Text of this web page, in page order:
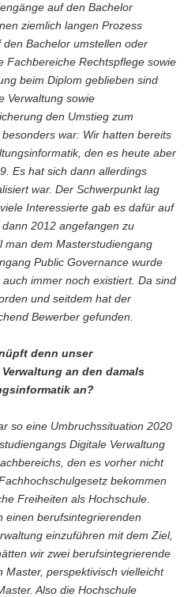
auf den Bachelor
ziemlich langen Prozess
Bachelor umstellen oder
Fachbereiche Rechtspflege sowie
beim Diplom geblieben sind
Verwaltung sowie
den Umstieg zum
war: Wir hatten bereits
den es heute aber
Es hat sich dann allerdings
war. Der Schwerpunkt lag
Interessierte gab es dafür auf
2012 angefangen zu
man dem Masterstudiengang
Public Governance wurde
immer noch existiert. Da sind
und seitdem hat der
Bewerber gefunden.
denn unser
an den damals
an?
so eine Umbruchssituation 2020
Digitale Verwaltung
den es vorher nicht
bekommen
Freiheiten als Hochschule.
einen berufsintegrierenden
einzuführen mit dem Ziel,
wir zwei berufsintegrierende
perspektivisch vielleicht
Also die Hochschule